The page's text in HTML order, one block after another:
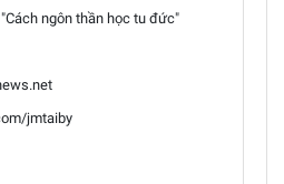
ngôn thần học tu đức"
jmtaiby